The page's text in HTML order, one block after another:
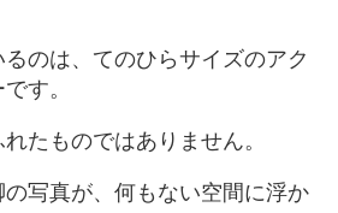
のは、てのひらサイズのアク
す。
たものではありません。
写真が、何もない空間に浮か